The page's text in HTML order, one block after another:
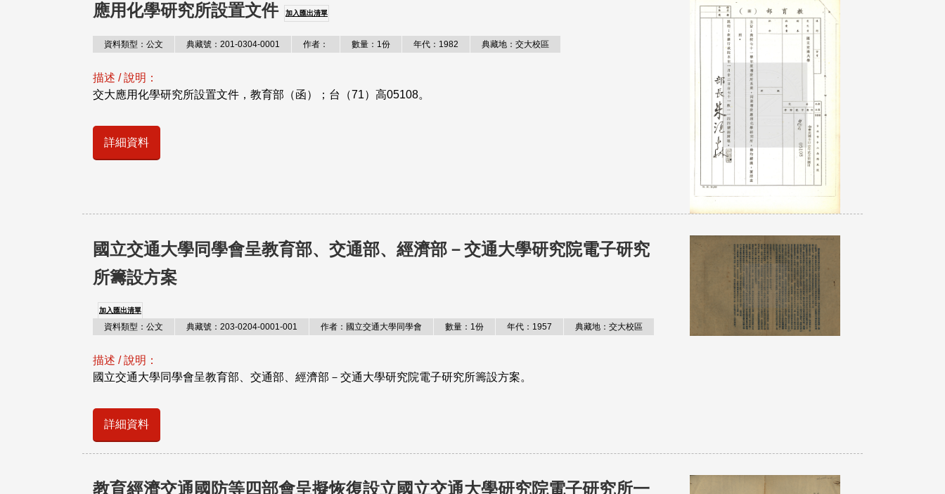
應用化學研究所設置文件 加入匯出清單
資料類型：公文 典藏號：201-0304-0001 作者： 數量：1份 年代：1982 典藏地：交大校區
描述 / 說明：
交大應用化學研究所設置文件，教育部（函）；台（71）高05108。
詳細資料
國立交通大學同學會呈教育部、交通部、經濟部－交通大學研究院電子研究
所籌設方案
加入匯出清單
資料類型：公文 典藏號：203-0204-0001-001 作者：國立交通大學同學會 數量：1份 年代：1957 典藏地：交大校區
描述 / 說明：
國立交通大學同學會呈教育部、交通部、經濟部－交通大學研究院電子研究所籌設方案。
詳細資料
教育經濟交通國防等四部會呈擬恢復設立國立交通大學研究院電子研究所一